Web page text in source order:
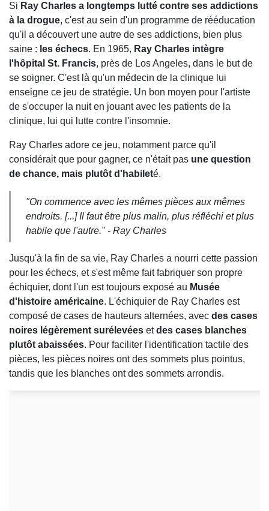
Si Ray Charles a longtemps lutté contre ses addictions
à la drogue, c'est au sein d'un programme de rééducation
qu'il a découvert une autre de ses addictions, bien plus
saine : les échecs. En 1965, Ray Charles intègre
l'hôpital St. Francis, près de Los Angeles, dans le but de
se soigner. C'est là qu'un médecin de la clinique lui
enseigne ce jeu de stratégie. Un bon moyen pour l'artiste
de s'occuper la nuit en jouant avec les patients de la
clinique, lui qui lutte contre l'insomnie.
Ray Charles adore ce jeu, notamment parce qu'il
considérait que pour gagner, ce n'était pas une question
de chance, mais plutôt d'habileté.
"On commence avec les mêmes pièces aux mêmes
endroits. [...] Il faut être plus malin, plus réfléchi et plus
habile que l'autre." - Ray Charles
Jusqu'à la fin de sa vie, Ray Charles a nourri cette passion
pour les échecs, et s'est même fait fabriquer son propre
échiquier, dont l'un est toujours exposé au Musée
d'histoire américaine. L'échiquier de Ray Charles est
composé de cases de hauteurs alternées, avec des cases
noires légèrement surélevées etdes cases blanches
plutôt abaissées. Pour faciliter l'identification tactile des
pièces, les pièces noires ont des sommets plus pointus,
tandis que les blanches ont des sommets arrondis.